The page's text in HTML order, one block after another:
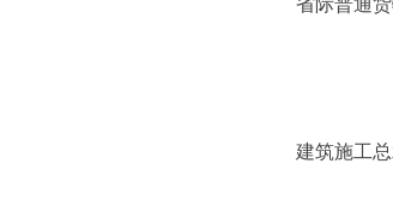
省际普通
建筑施工